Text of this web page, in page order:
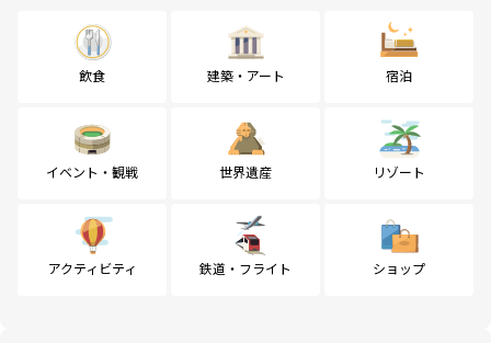
飲食 建築・アート 宿泊
イベント・観戦 世界遺産 リゾート
アクティビティ 鉄道・フライト ショップ